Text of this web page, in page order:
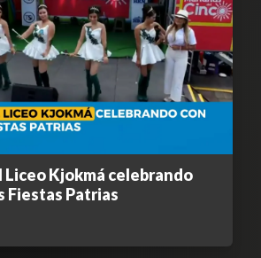
Liceo Kjokmá celebrando
Fiestas Patrias